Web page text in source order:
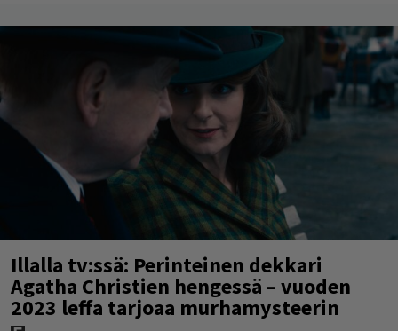
Illalla tv:ssä: Perinteinen dekkari
Agatha Christien hengessä – vuoden
2023 leffa tarjoaa murhamysteerin